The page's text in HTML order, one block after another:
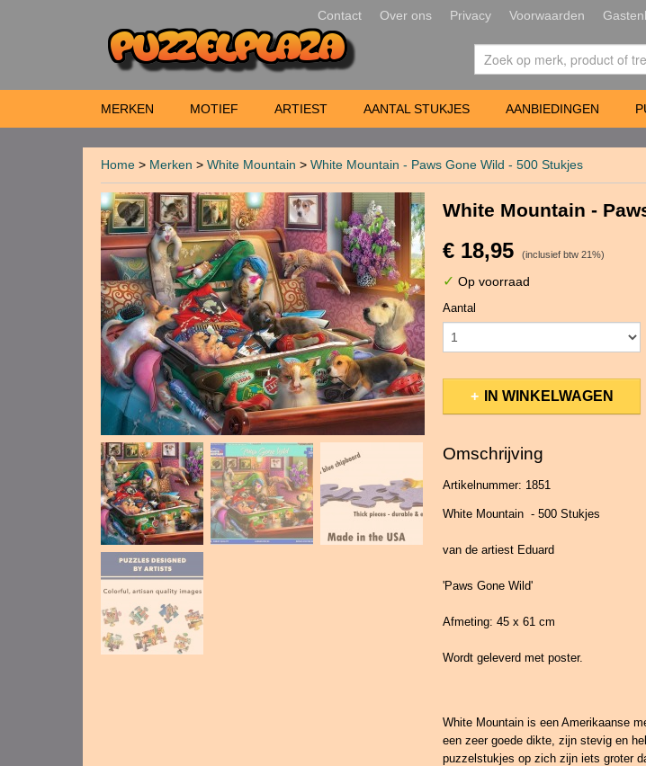
Contact Over ons Privacy Voorwaarden
MERKEN MOTIEF ARTIEST AANTAL STUKJES AANBIEDINGEN
Home > Merken > White Mountain > White Mountain - Paws Gone Wild - 500 Stukjes
White Mountain -
€ 18,95 (inclusief btw 21%)
✓ Op voorraad
Aantal
IN WINKELWAGEN
Omschrijving
Artikelnummer: 1851
White Mountain - 500 Stukjes
van de artiest Eduard
'Paws Gone Wild'
Afmeting: 45 x 61 cm
Wordt geleverd met poster.
White Mountain is een Amerikaanse
een zeer goede dikte, zijn stevig en
puzzelstukjes op zich zijn iets groter